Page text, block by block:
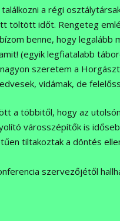
a régi
töltött időt. Rengeteg
benne, hogy legalább
(egyik legfiatalabb
szeretem a
vidámak, de
a többitől, hogy az
városszépítők is
tiltakoztak a döntés
szervezőjétől